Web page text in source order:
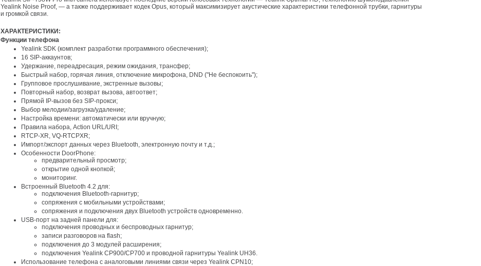
Yealink Noise Proof, — а также поддерживает кодек Opus, который максимизирует акустические характеристики телефонной трубки, гарнитуры
и громкой связи.
ХАРАКТЕРИСТИКИ:
Функции телефона
Yealink SDK (комплект разработки программного обеспечения);
16 SIP-аккаунтов;
Удержание, переадресация, режим ожидания, трансфер;
Быстрый набор, горячая линия, отключение микрофона, DND ("Не беспокоить");
Групповое прослушивание, экстренные вызовы;
Повторный набор, возврат вызова, автоответ;
Прямой IP-вызов без SIP-прокси;
Выбор мелодии/загрузка/удаление;
Настройка времени: автоматически или вручную;
Правила набора, Action URL/URI;
RTCP-XR, VQ-RTCPXR;
Импорт/экспорт данных через Bluetooth, электронную почту и т.д.;
Особенности DoorPhone:
предварительный просмотр;
открытие одной кнопкой;
мониторинг.
Встроенный Bluetooth 4.2 для:
подключения Bluetooth-гарнитур;
сопряжения с мобильными устройствами;
сопряжения и подключения двух Bluetooth устройств одновременно.
USB-порт на задней панели для:
подключения проводных и беспроводных гарнитур;
записи разговоров на flash;
подключения до 3 модулей расширения;
подключения Yealink CP900/CP700 и проводной гарнитуры Yealink UH36.
Использование телефона с аналоговыми линиями связи через Yealink CPN10;